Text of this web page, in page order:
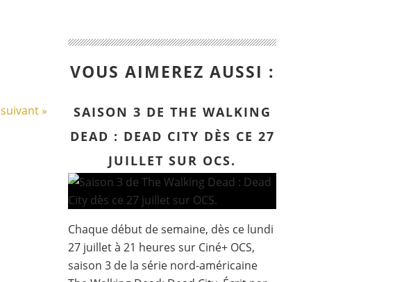
»
VOUS AIMEREZ AUSSI :
SAISON 3 DE THE WALKING
DEAD : DEAD CITY DÈS CE 27
JUILLET SUR OCS.
Chaque début de semaine, dès ce lundi
27 juillet à 21 heures sur Ciné+ OCS,
saison 3 de la série nord-américaine